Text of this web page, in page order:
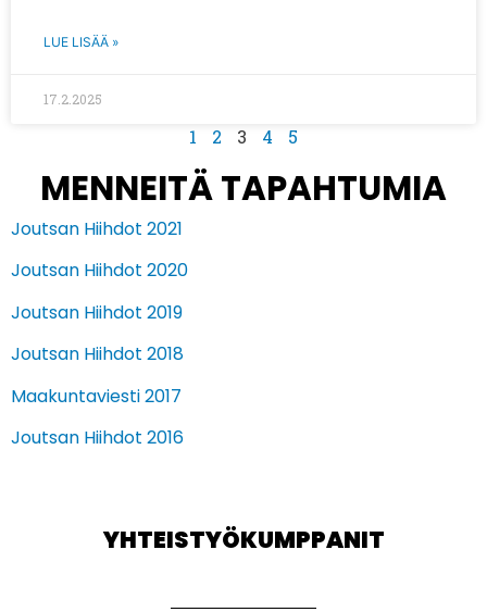
LUE LISÄÄ »
17.2.2025
1 2 3 4 5
MENNEITÄ TAPAHTUMIA
Joutsan Hiihdot 2021
Joutsan Hiihdot 2020
Joutsan Hiihdot 2019
Joutsan Hiihdot 2018
Maakuntaviesti 2017
Joutsan Hiihdot 2016
YHTEISTYÖKUMPPANIT